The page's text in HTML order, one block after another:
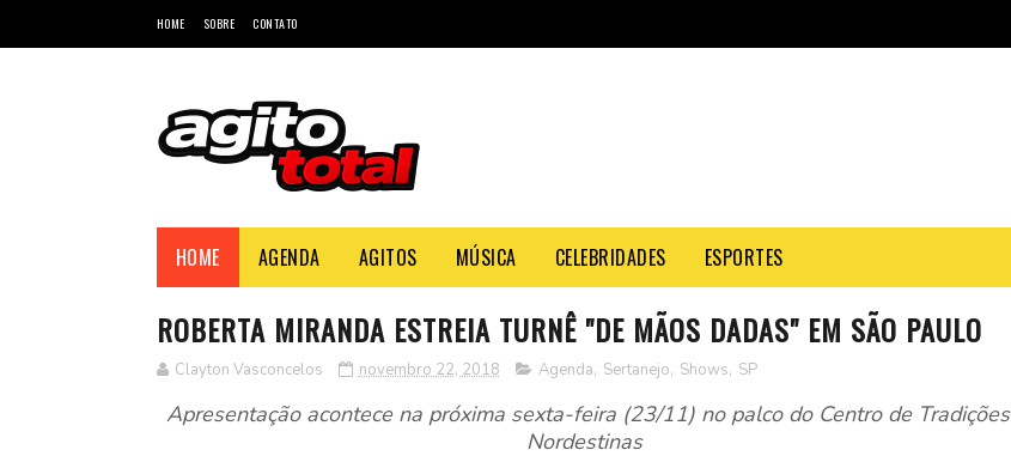
HOME SOBRE CONTATO
HOME AGENDA AGITOS MÚSICA CELEBRIDADES ESPORTES
ROBERTA MIRANDA ESTREIA TURNÊ "DE MÃOS DADAS" EM SÃO PAULO
Clayton Vasconcelos novembro 22, 2018 Agenda, Sertanejo, Shows, SP
Apresentação acontece na próxima sexta-feira (23/11) no palco do Centro de Tradições
Nordestinas